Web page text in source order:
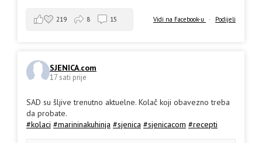
Vidi na Facebook-u · Podijeli
219 8 15
SJENICA.com
17 sati prije
SAD su šljive trenutno aktuelne. Kolač koji obavezno treba
da probate.
#kolaci #marininakuhinja #sjenica #sjenicacom #recepti